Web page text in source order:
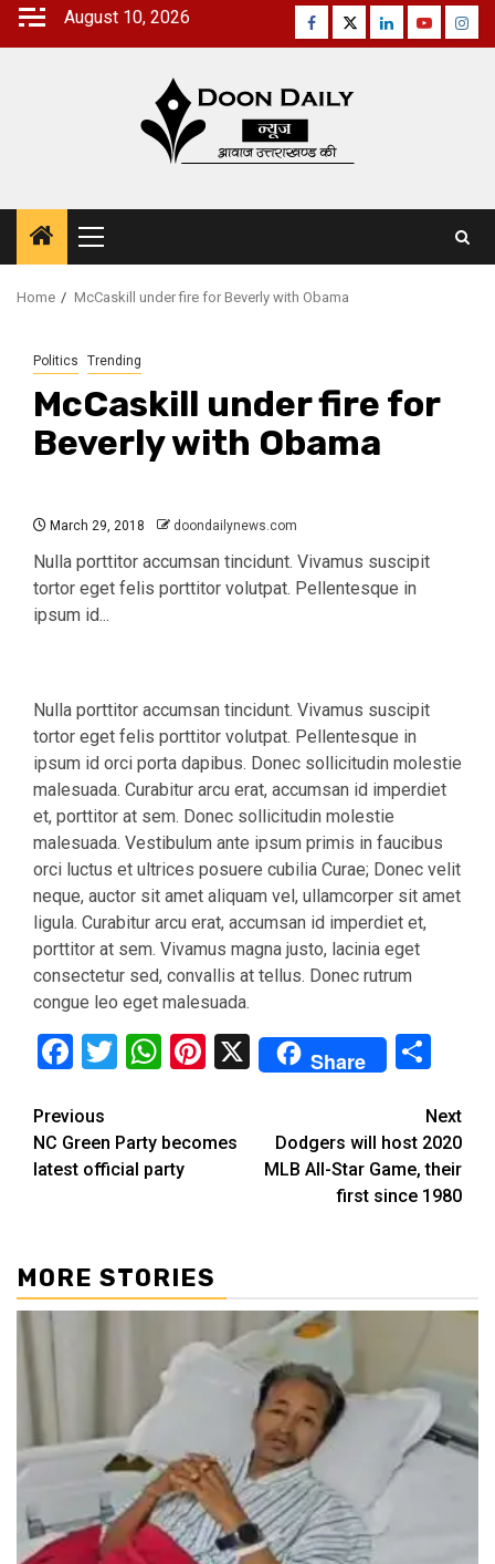
Skip
August 10, 2026 Facebook
TwitterLinkedinYoutube
Primary
Menu
Home McCaskill under fire for Beverly with Obama
Politics Trending
McCaskill under fire for
Beverly with Obama
March 29, 2018 doondailynews.com
Nulla porttitor accumsan tincidunt. Vivamus suscipit
tortor eget felis porttitor volutpat. Pellentesque in
ipsum id...
Nulla porttitor accumsan tincidunt. Vivamus suscipit
tortor eget felis porttitor volutpat. Pellentesque in
ipsum id orci porta dapibus. Donec sollicitudin molestie
malesuada. Curabitur arcu erat, accumsan id imperdiet
et, porttitor at sem. Donec sollicitudin molestie
malesuada. Vestibulum ante ipsum primis in faucibus
orci luctus et ultrices posuere cubilia Curae; Donec velit
neque, auctor sit amet aliquam vel, ullamcorper sit amet
ligula. Curabitur arcu erat, accumsan id imperdiet et,
porttitor at sem. Vivamus magna justo, lacinia eget
consectetur sed, convallis at tellus. Donec rutrum
congue leo eget malesuada.
Facebook
Twitter
WhatsApp
Pinterest
X Share
Continue
Reading
Previous
NC Green Party becomes
latest official party
Next
Dodgers will host 2020
MLB All-Star Game, their
first since 1980
MORE STORIES